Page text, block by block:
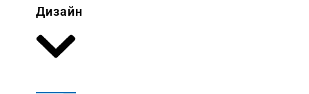
Дизайн